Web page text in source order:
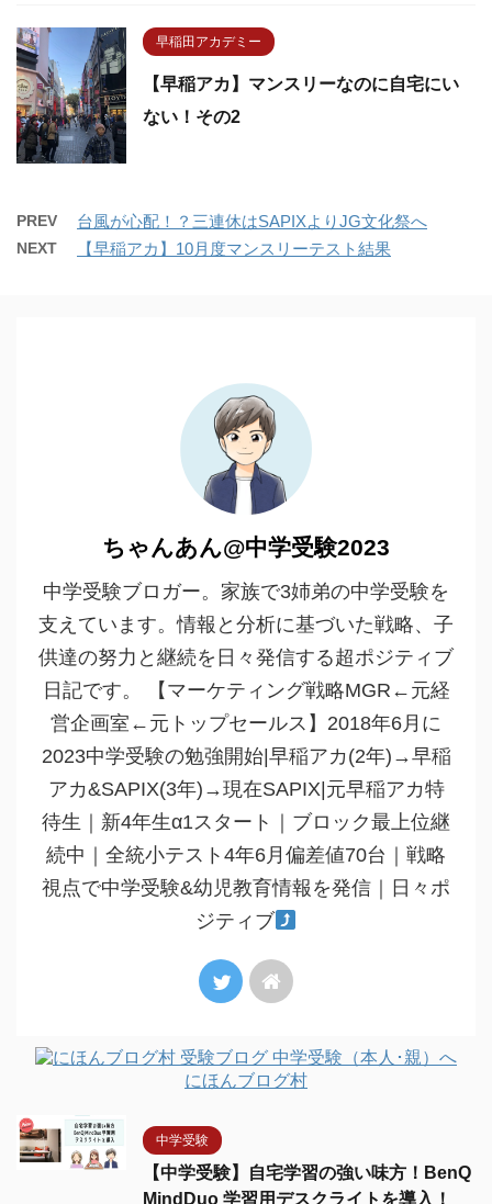
早稲田アカデミー
【早稲アカ】マンスリーなのに自宅にい
ない！その2
PREV 台風が心配！？三連休はSAPIXよりJG文化祭へ
NEXT 【早稲アカ】10月度マンスリーテスト結果
ちゃんあん@中学受験2023
中学受験ブロガー。家族で3姉弟の中学受験を
支えています。情報と分析に基づいた戦略、子
供達の努力と継続を日々発信する超ポジティブ
日記です。 【マーケティング戦略MGR←元経
営企画室←元トップセールス】2018年6月に
2023中学受験の勉強開始|早稲アカ(2年)→早稲
アカ&SAPIX(3年)→現在SAPIX|元早稲アカ特
待生｜新4年生α1スタート｜ブロック最上位継
続中｜全統小テスト4年6月偏差値70台｜戦略
視点で中学受験&幼児教育情報を発信｜日々ポ
ジティブ
にほんブログ村
中学受験
【中学受験】自宅学習の強い味方！BenQ
MindDuo 学習用デスクライトを導入！